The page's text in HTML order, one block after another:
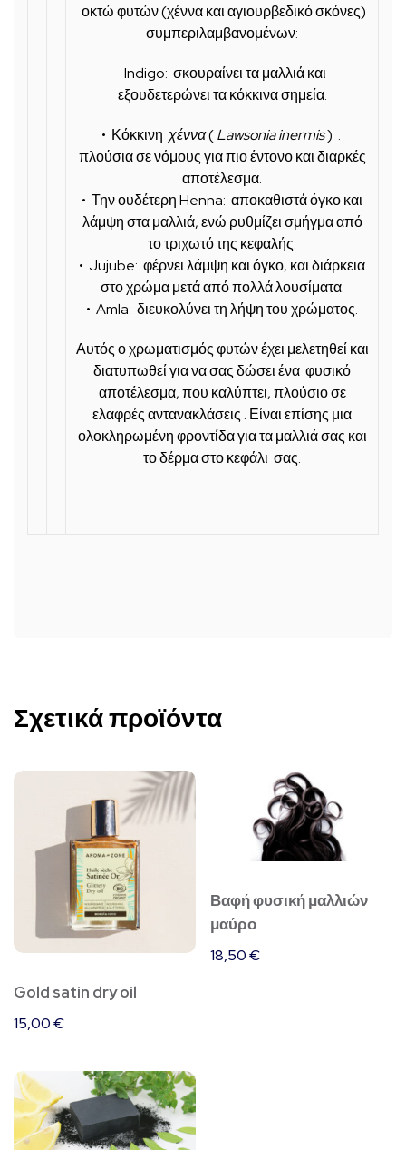
οκτώ φυτών(χέννα και αγιουρβεδικό σκόνες)
συμπεριλαμβανομένων:
Indigo: σκουραίνει τα μαλλιά και
εξουδετερώνει τα κόκκινα σημεία.
• Κόκκινη χέννα(Lawsonia inermis) :
πλούσια σε νόμους για πιο έντονο και διαρκές
αποτέλεσμα.
• Την ουδέτερη Henna: αποκαθιστά όγκο και
λάμψη στα μαλλιά, ενώ ρυθμίζει σμήγμα από
το τριχωτό της κεφαλής.
• Jujube: φέρνει λάμψη και όγκο, και διάρκεια
στο χρώμα μετά από πολλά λουσίματα.
• Amla: διευκολύνει τη λήψη του χρώματος.
Αυτός ο χρωματισμός φυτών έχει μελετηθεί και
διατυπωθεί για να σας δώσει ένα φυσικό
αποτέλεσμα, που καλύπτει, πλούσιο σε
ελαφρές αντανακλάσεις . Είναι επίσης μια
ολοκληρωμένη φροντίδαγια τα μαλλιά σας και
το δέρμα στο κεφάλι σας.
Σχετικά προϊόντα
Gold satin dry oil
15,00€
Βαφή φυσική μαλλιών
μαύρο
18,50€